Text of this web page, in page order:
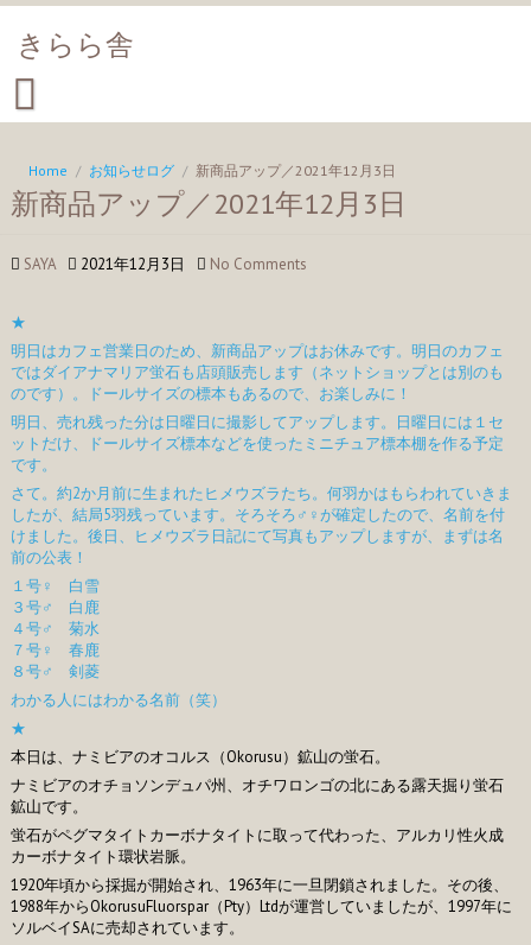
きらら舎
Home / お知らせログ / 新商品アップ／2021年12月3日
新商品アップ／2021年12月3日
SAYA 2021年12月3日 No Comments
★
明日はカフェ営業日のため、新商品アップはお休みです。明日のカフェ
ではダイアナマリア蛍石も店頭販売します（ネットショップとは別のも
のです）。ドールサイズの標本もあるので、お楽しみに！
明日、売れ残った分は日曜日に撮影してアップします。日曜日には１セ
ットだけ、ドールサイズ標本などを使ったミニチュア標本棚を作る予定
です。
さて。約2か月前に生まれたヒメウズラたち。何羽かはもらわれていきま
したが、結局5羽残っています。そろそろ♂♀が確定したので、名前を付
けました。後日、ヒメウズラ日記にて写真もアップしますが、まずは名
前の公表！
１号♀ 白雪
３号♂ 白鹿
４号♂ 菊水
７号♀ 春鹿
８号♂ 剣菱
わかる人にはわかる名前（笑）
★
本日は、ナミビアのオコルス（Okorusu）鉱山の蛍石。
ナミビアのオチョソンデュパ州、オチワロンゴの北にある露天掘り蛍石
鉱山です。
蛍石がペグマタイトカーボナタイトに取って代わった、アルカリ性火成
カーボナタイト環状岩脈。
1920年頃から採掘が開始され、1963年に一旦閉鎖されました。その後、
1988年からOkorusuFluorspar（Pty）Ltdが運営していましたが、1997年に
ソルベイSAに売却されています。